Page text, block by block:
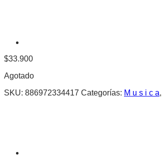
$33.900
Agotado
SKU: 886972334417 Categorías: M u s i c a,